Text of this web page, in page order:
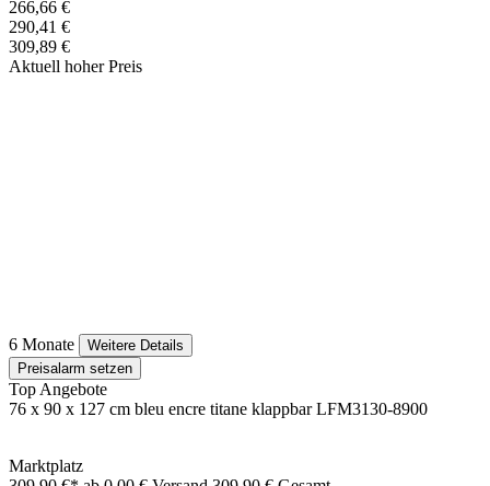
266,66 €
290,41 €
309,89 €
Aktuell hoher Preis
6 Monate
Weitere Details
Preisalarm setzen
Top Angebote
76 x 90 x 127 cm bleu encre titane klappbar LFM3130-8900
Marktplatz